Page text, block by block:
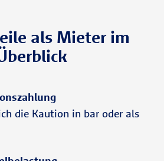
als Mieter im
die Kaution in bar oder als